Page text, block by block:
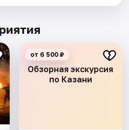
Обзорная экскурсия
по Казани
от 6 500 ₽